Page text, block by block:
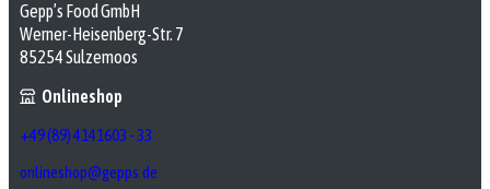
Gepp’s Food GmbH
Werner-Heisenberg-Str. 7
85254 Sulzemoos
Onlineshop
+49 (89) 4141603 - 33
onlineshop@gepps.de